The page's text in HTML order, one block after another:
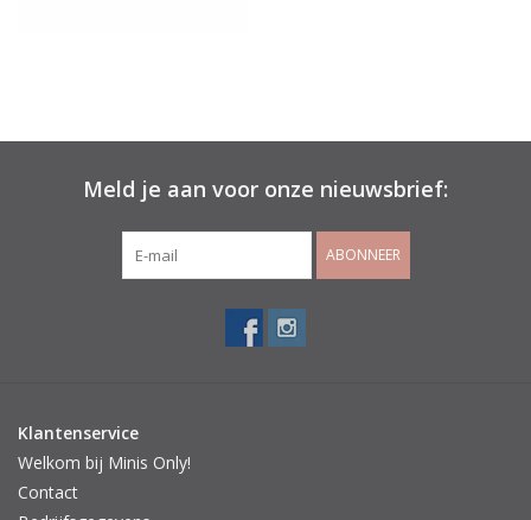
Meld je aan voor onze nieuwsbrief:
ABONNEER
Klantenservice
Welkom bij Minis Only!
Contact